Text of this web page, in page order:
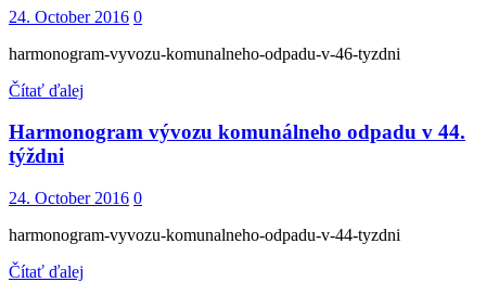
24. October 2016 0
harmonogram-vyvozu-komunalneho-odpadu-v-46-tyzdni
Čítať ďalej
Harmonogram vývozu komunálneho odpadu v 44.
týždni
24. October 2016 0
harmonogram-vyvozu-komunalneho-odpadu-v-44-tyzdni
Čítať ďalej